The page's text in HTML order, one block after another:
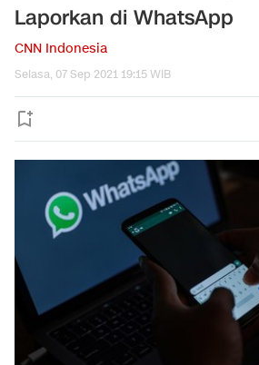
Laporkan di WhatsApp
CNN Indonesia
Selasa, 07 Sep 2021 19:15 WIB